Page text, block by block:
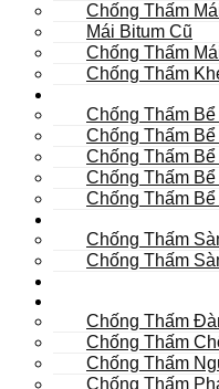
Chống Thấm
Mái Bitum Cũ
Chống Thấm
Chống Thấm
Chống Thấm
Chống Thấm
Chống Thấm
Chống Thấm
Chống Thấm
Chống Thấm
Chống Thấm
Chống Thấm
Chống Thấm
Chống Thấm
Chống Thấm